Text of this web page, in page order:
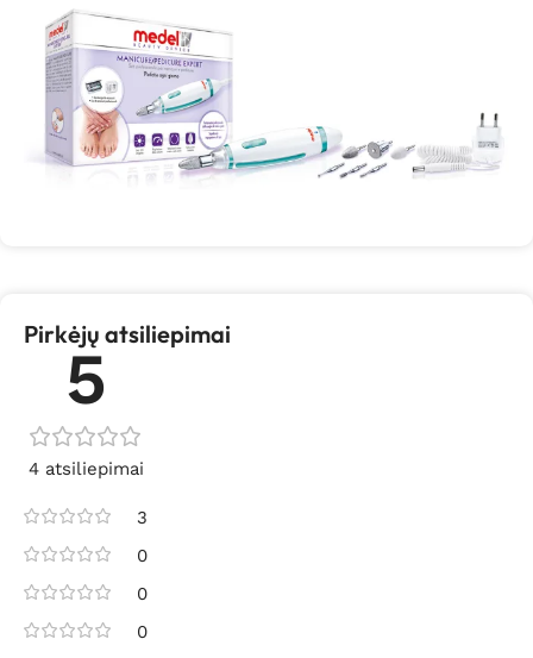
Pirkėjų atsiliepimai
5
4 atsiliepimai
3
0
0
0